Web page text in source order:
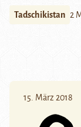
Tadschikistan 2
15. März 2018